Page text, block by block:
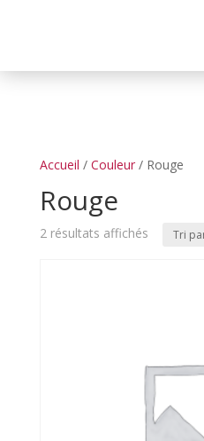
Accueil / Couleur/ Rouge
Rouge
2 résultats affichés